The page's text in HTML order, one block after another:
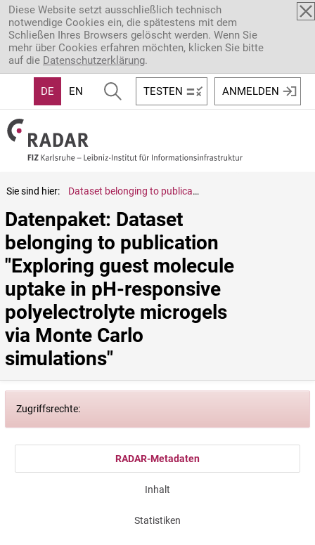
Direkt zum Inhalt
Diese Website setzt ausschließlich technisch
notwendige Cookies ein, die spätestens mit dem
Schließen Ihres Browsers gelöscht werden. Wenn Sie
mehr über Cookies erfahren möchten, klicken Sie bitte
auf die Datenschutzerklärung.
DE EN TESTEN ANMELDEN
Sie sind hier: Dataset belonging to publication "Exploring guest molecule uptake in pH-responsive polyelectrolyte microgels via Monte Carlo simulations"
Datenpaket: Dataset
belonging to publication
"Exploring guest molecule
uptake in pH-responsive
polyelectrolyte microgels
via Monte Carlo
simulations"
Zugriffsrechte:
RADAR-Metadaten
Inhalt
Statistiken